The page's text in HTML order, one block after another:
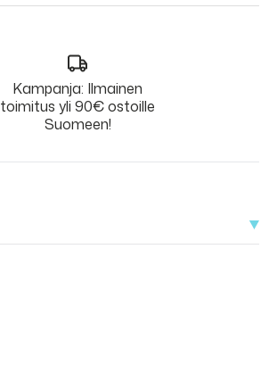
Kampanja: Ilmainen
toimitus yli 90€ ostoille
Suomeen!